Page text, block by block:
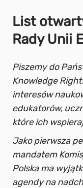
List
Rady Unii
Piszemy do
Knowledge
interesów
edukatorów,
które ich
Jako pierwsza
mandatem
Polska ma
agendy na